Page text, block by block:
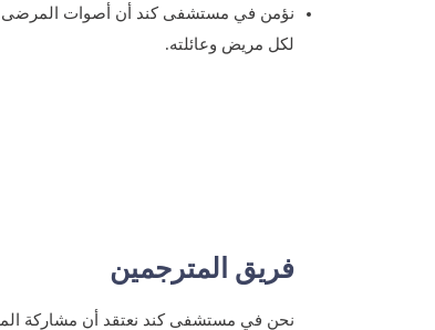
نؤمن في مستشفى كند أن أصوات المرضى
لكل مريض وعائلته.
فريق المترجمين
نحن في مستشفى كند نعتقد أن مشاركة